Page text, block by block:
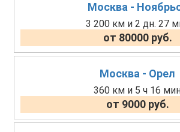
Москва -
3 200 км и 2 дн. 27
от 80000 руб.
Москва - Орел
360 км и 5 ч 16
от 9000 руб.